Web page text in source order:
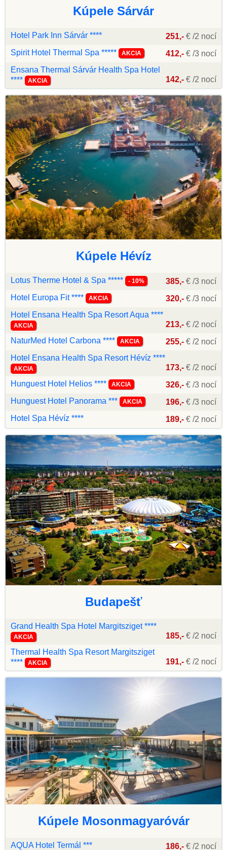
Kúpele Sárvár
Hotel Park Inn Sárvár **** 251,- € /2 nocí
Spirit Hotel Thermal Spa *****
AKCIA 412,- € /3 nocí
Ensana Thermal Sárvár Health Spa Hotel
****
AKCIA 142,- € /2 nocí
Kúpele Hévíz
Lotus Therme Hotel & Spa ***** - 10% 385,- € /3 nocí
Hotel Europa Fit ****
AKCIA 320,- € /3 nocí
Hotel Ensana Health Spa Resort Aqua ****
AKCIA 213,- € /2 nocí
NaturMed Hotel Carbona ****
AKCIA 255,- € /2 nocí
Hotel Ensana Health Spa Resort Hévíz ****
AKCIA 173,- € /2 nocí
Hunguest Hotel Helios ****
AKCIA 326,- € /3 nocí
Hunguest Hotel Panorama ***
AKCIA 196,- € /3 nocí
Hotel Spa Hévíz ****
189,- € /2 nocí
Budapešť
Grand Health Spa Hotel Margitsziget ****
AKCIA 185,- € /2 nocí
Thermal Health Spa Resort Margitsziget
****
AKCIA 191,- € /2 nocí
Kúpele Mosonmagyaróvár
AQUA Hotel Termál *** 186,- € /2 nocí